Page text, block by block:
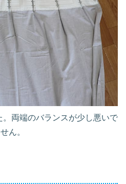
両端のバランスが少し悪いで
ん。